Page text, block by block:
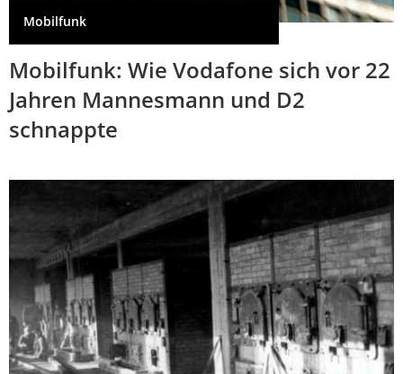
Mobilfunk
Mobilfunk: Wie Vodafone sich vor 22
Jahren Mannesmann und D2
schnappte